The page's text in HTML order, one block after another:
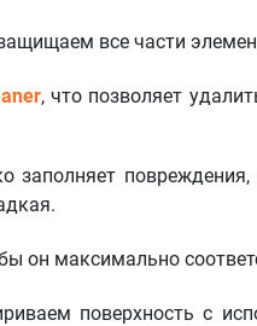
все части
, что позволяет
заполняет
он максимально
поверхность с